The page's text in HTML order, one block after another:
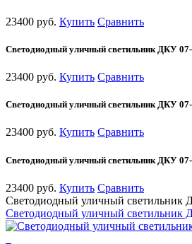
23400 руб. Купить Сравнить
Светодиодный уличный светильник ДКУ
23400 руб. Купить Сравнить
Светодиодный уличный светильник ДКУ
23400 руб. Купить Сравнить
Светодиодный уличный светильник ДКУ
23400 руб. Купить Сравнить
Светодиодный уличный светильник
Светодиодный уличный светильник